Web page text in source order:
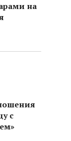
на
с